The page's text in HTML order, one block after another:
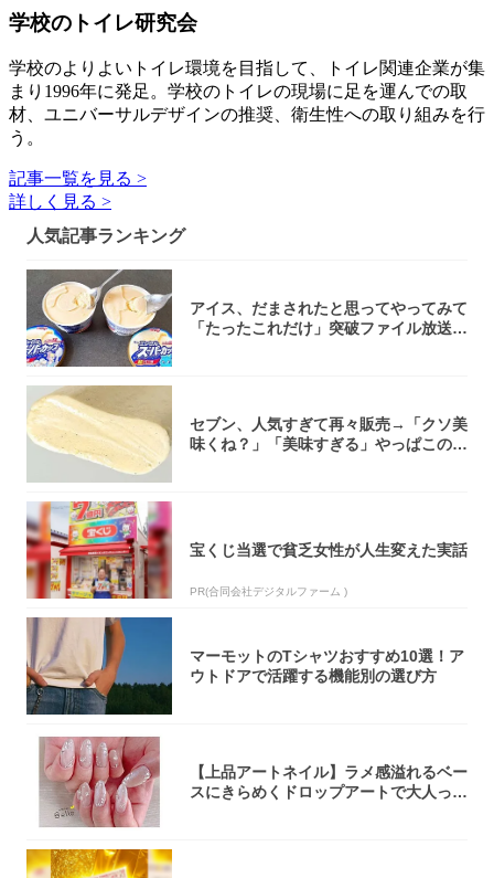
学校のトイレ研究会
学校のよりよいトイレ環境を目指して、トイレ関連企業が集
まり1996年に発足。学校のトイレの現場に足を運んでの取
材、ユニバーサルデザインの推奨、衛生性への取り組みを行
う。
記事一覧を見る >
詳しく見る >
人気記事ランキング
アイス、だまされたと思ってやってみて
「たったこれだけ」突破ファイル放送で
セブン、人気すぎて再々販売→「クソ美
味くね？」「美味すぎる」やっぱこのク
宝くじ当選で貧乏女性が人生変えた実話
PR(合同会社デジタルファーム )
マーモットのTシャツおすすめ10選！ア
ウトドアで活躍する機能別の選び方
【上品アートネイル】ラメ感溢れるベー
スにきらめくドロップアートで大人っぽ